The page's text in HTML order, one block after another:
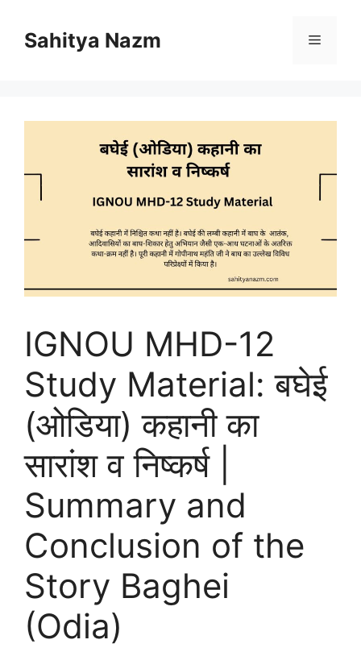
Sahitya Nazm
IGNOU MHD-12
Study Material: बघेई
(ओडिया) कहानी का
सारांश व निष्कर्ष |
Summary and
Conclusion of the
Story Baghei
(Odia)